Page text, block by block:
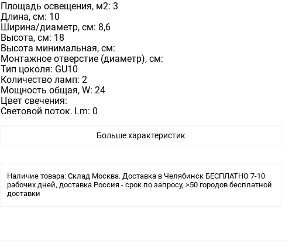
Площадь освещения, м2: 3
Длина, см: 10
Ширина/диаметр, см: 8,6
Высота, см: 18
Высота минимальная, см:
Монтажное отверстие (диаметр), см:
Тип цоколя: GU10
Количество ламп: 2
Мощность общая, W: 24
Цвет свечения:
Световой поток, Lm: 0
Цвет арматуры: белый
Лампы в комплекте: Нет
Диммируемость: Нет
Больше характеристик
Наличие товара: Склад Москва. Доставка в Челябинск БЕСПЛАТНО 7-10
рабочих дней, доставка Россия - срок по запросу, >50 городов бесплатной
доставки